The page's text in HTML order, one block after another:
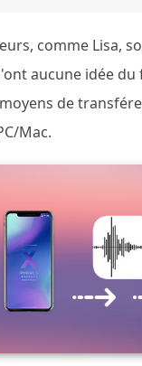
comme Lisa,
aucune idée
de
Mac.